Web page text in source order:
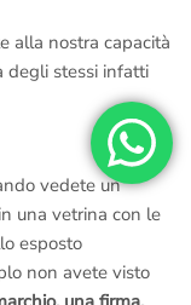
alla nostra capacità
degli stessi infatti
vedete un
una vetrina con le
esposto
non avete visto